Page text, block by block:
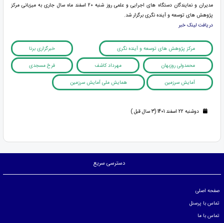
مدیران و نمایندگان دستگاه های اجرایی و علمی روز شنبه 20 اسفند ماه سال جاری به میزبانی مرکز
پژوهش های توسعه و آینده نگری برگزار شد.
دریافت لینک خبر
مرکز پژوهش های توسعه و آینده نگری خبرگزاری برنا
محمدولی روزبهان مهرداد کاشف فرخ مسجدی
آمایش سرزمین همایش ملی آمایش سرزمین
دوشنبه 22 اسفند 1401 (3 سال قبل )
دسترسی سریع
صفحه اصلی
تماس با پرسنل
تماس با ما